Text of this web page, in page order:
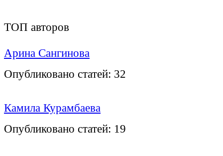
ТОП авторов
Арина Сангинова
Опубликовано статей: 32
Камила Курамбаева
Опубликовано статей: 19